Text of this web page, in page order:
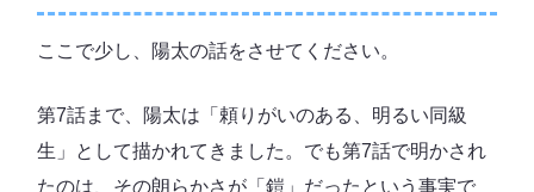
ここで少し、陽太の話をさせてください。
第7話まで、陽太は「頼りがいのある、明るい同級
生」として描かれてきました。でも第7話で明かされ
たのは、その朗らかさが「鎧」だったという事実で